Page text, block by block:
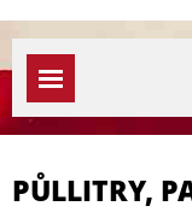
PŮLLITRY,